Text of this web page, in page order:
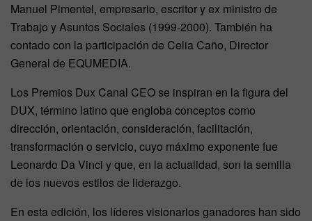
Manuel Pimentel, empresario, escritor y ex ministro de
Trabajo y Asuntos Sociales (1999-2000). También ha
contado con la participación de Celia Caño, Director
General de EQUMEDIA.
Los Premios Dux Canal CEO se inspiran en la figura del
DUX, término latino que engloba conceptos como
dirección, orientación, consideración, facilitación,
transformación o servicio, cuyo máximo exponente fue
Leonardo Da Vinci y que, en la actualidad, son la semilla
de los nuevos estilos de liderazgo.
En esta edición, los líderes visionarios ganadores han sido